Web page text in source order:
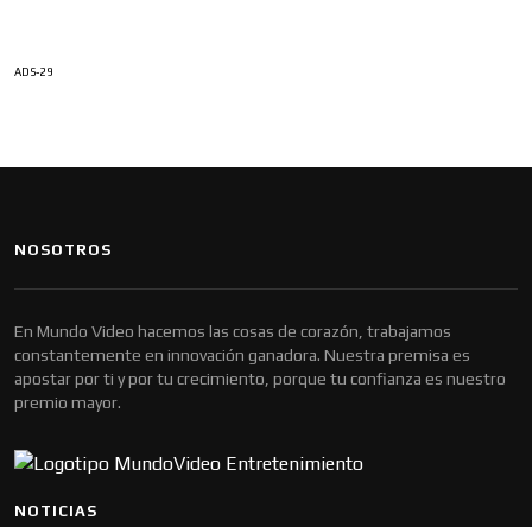
ADS-29
NOSOTROS
En Mundo Video hacemos las cosas de corazón, trabajamos
constantemente en innovación ganadora. Nuestra premisa es
apostar por ti y por tu crecimiento, porque tu confianza es nuestro
premio mayor.
NOTICIAS